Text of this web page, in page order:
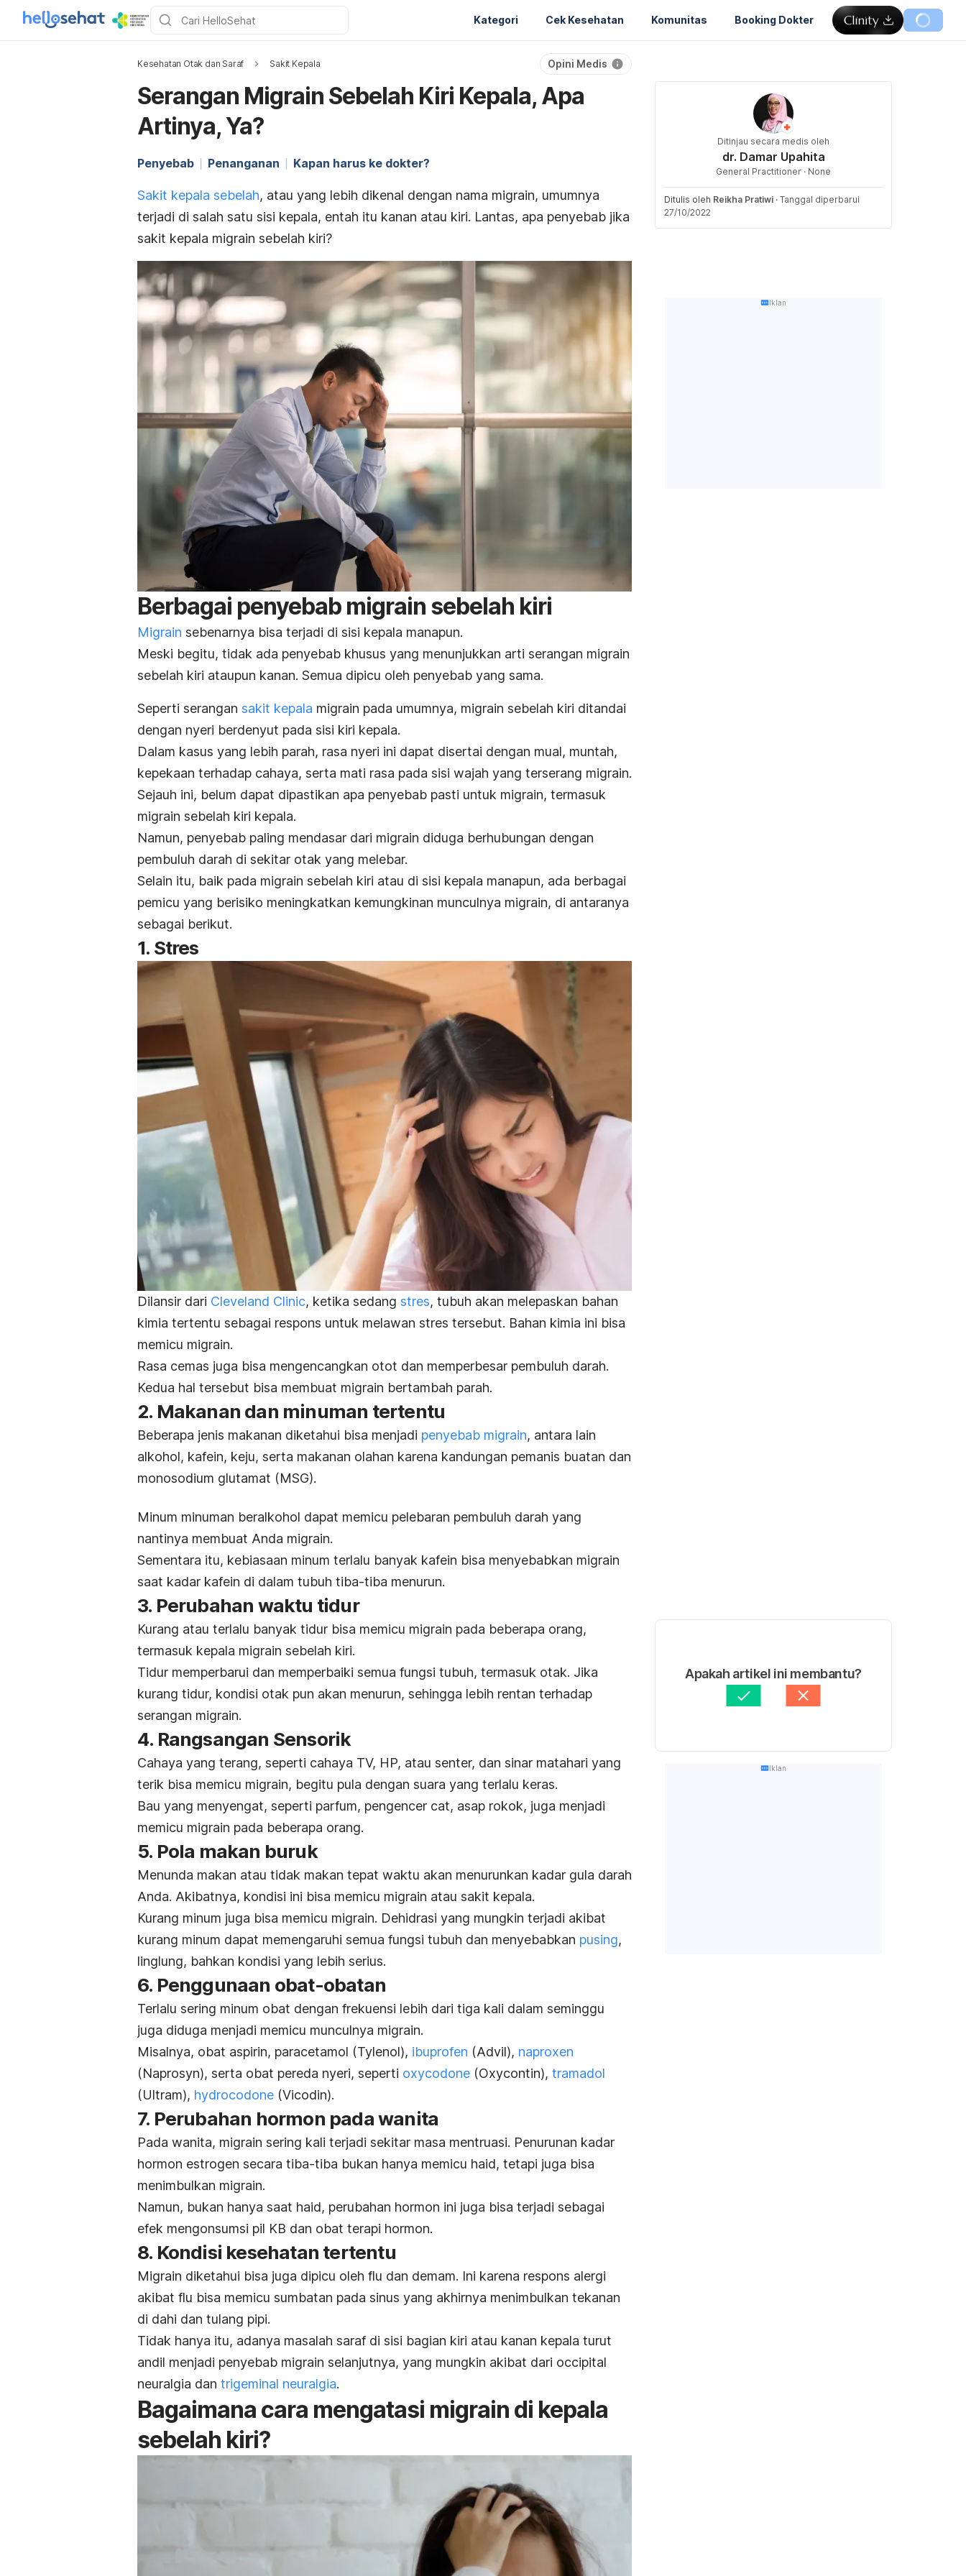
Kategori Cek Kesehatan Komunitas Booking Dokter
Kesehatan Otak dan Saraf Sakit Kepala Opini Medis
Serangan Migrain Sebelah Kiri Kepala, Apa
Artinya, Ya?
Penyebab Penanganan Kapan harus ke dokter?
Sakit kepala sebelah, atau yang lebih dikenal dengan nama migrain, umumnya
terjadi di salah satu sisi kepala, entah itu kanan atau kiri. Lantas, apa penyebab jika
sakit kepala migrain sebelah kiri?
Berbagai penyebab migrain sebelah kiri
Migrain sebenarnya bisa terjadi di sisi kepala manapun.
Meski begitu, tidak ada penyebab khusus yang menunjukkan arti serangan migrain
sebelah kiri ataupun kanan. Semua dipicu oleh penyebab yang sama.
Seperti serangan sakit kepala migrain pada umumnya, migrain sebelah kiri ditandai
dengan nyeri berdenyut pada sisi kiri kepala.
Dalam kasus yang lebih parah, rasa nyeri ini dapat disertai dengan mual, muntah,
kepekaan terhadap cahaya, serta mati rasa pada sisi wajah yang terserang migrain.
Sejauh ini, belum dapat dipastikan apa penyebab pasti untuk migrain, termasuk
migrain sebelah kiri kepala.
Namun, penyebab paling mendasar dari migrain diduga berhubungan dengan
pembuluh darah di sekitar otak yang melebar.
Selain itu, baik pada migrain sebelah kiri atau di sisi kepala manapun, ada berbagai
pemicu yang berisiko meningkatkan kemungkinan munculnya migrain, di antaranya
sebagai berikut.
1. Stres
Dilansir dari Cleveland Clinic, ketika sedang stres, tubuh akan melepaskan bahan
kimia tertentu sebagai respons untuk melawan stres tersebut. Bahan kimia ini bisa
memicu migrain.
Rasa cemas juga bisa mengencangkan otot dan memperbesar pembuluh darah.
Kedua hal tersebut bisa membuat migrain bertambah parah.
2. Makanan dan minuman tertentu
Beberapa jenis makanan diketahui bisa menjadi penyebab migrain, antara lain
alkohol, kafein, keju, serta makanan olahan karena kandungan pemanis buatan dan
monosodium glutamat (MSG).
Minum minuman beralkohol dapat memicu pelebaran pembuluh darah yang
nantinya membuat Anda migrain.
Sementara itu, kebiasaan minum terlalu banyak kafein bisa menyebabkan migrain
saat kadar kafein di dalam tubuh tiba-tiba menurun.
3. Perubahan waktu tidur
Kurang atau terlalu banyak tidur bisa memicu migrain pada beberapa orang,
termasuk kepala migrain sebelah kiri.
Tidur memperbarui dan memperbaiki semua fungsi tubuh, termasuk otak. Jika
kurang tidur, kondisi otak pun akan menurun, sehingga lebih rentan terhadap
serangan migrain.
4. Rangsangan Sensorik
Cahaya yang terang, seperti cahaya TV, HP, atau senter, dan sinar matahari yang
terik bisa memicu migrain, begitu pula dengan suara yang terlalu keras.
Bau yang menyengat, seperti parfum, pengencer cat, asap rokok, juga menjadi
memicu migrain pada beberapa orang.
5. Pola makan buruk
Menunda makan atau tidak makan tepat waktu akan menurunkan kadar gula darah
Anda. Akibatnya, kondisi ini bisa memicu migrain atau sakit kepala.
Kurang minum juga bisa memicu migrain. Dehidrasi yang mungkin terjadi akibat
kurang minum dapat memengaruhi semua fungsi tubuh dan menyebabkan pusing,
linglung, bahkan kondisi yang lebih serius.
6. Penggunaan obat-obatan
Terlalu sering minum obat dengan frekuensi lebih dari tiga kali dalam seminggu
juga diduga menjadi memicu munculnya migrain.
Misalnya, obat aspirin, paracetamol (Tylenol), ibuprofen (Advil), naproxen
(Naprosyn), serta obat pereda nyeri, seperti oxycodone (Oxycontin), tramadol
(Ultram), hydrocodone (Vicodin).
7. Perubahan hormon pada wanita
Pada wanita, migrain sering kali terjadi sekitar masa mentruasi. Penurunan kadar
hormon estrogen secara tiba-tiba bukan hanya memicu haid, tetapi juga bisa
menimbulkan migrain.
Namun, bukan hanya saat haid, perubahan hormon ini juga bisa terjadi sebagai
efek mengonsumsi pil KB dan obat terapi hormon.
8. Kondisi kesehatan tertentu
Migrain diketahui bisa juga dipicu oleh flu dan demam. Ini karena respons alergi
akibat flu bisa memicu sumbatan pada sinus yang akhirnya menimbulkan tekanan
di dahi dan tulang pipi.
Tidak hanya itu, adanya masalah saraf di sisi bagian kiri atau kanan kepala turut
andil menjadi penyebab migrain selanjutnya, yang mungkin akibat dari occipital
neuralgia dan trigeminal neuralgia.
Bagaimana cara mengatasi migrain di kepala
sebelah kiri?
Ditinjau secara medis oleh
dr. Damar Upahita
General Practitioner · None
Ditulis oleh Reikha Pratiwi · Tanggal diperbarui
27/10/2022
Iklan
Apakah artikel ini membantu?
Iklan